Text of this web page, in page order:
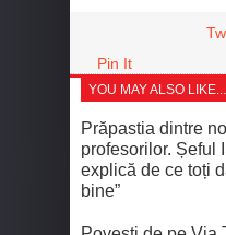
Pin It
YOU MAY ALSO LIKE...
Prăpastia dintre
profesorilor. Șeful
explică de ce toți
bine”